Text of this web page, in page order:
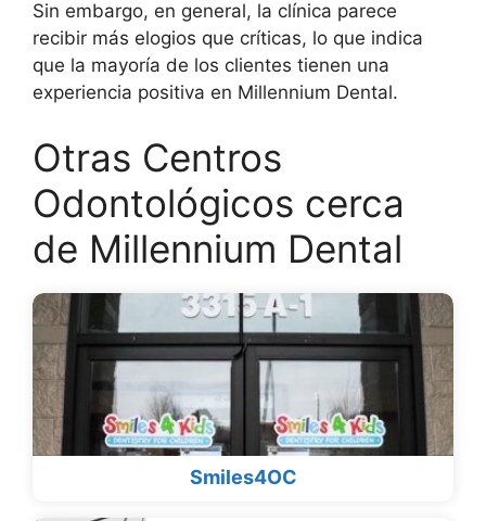
Sin embargo, en general, la clínica parece
recibir más elogios que críticas, lo que indica
que la mayoría de los clientes tienen una
experiencia positiva en Millennium Dental.
Otras Centros
Odontológicos cerca
de Millennium Dental
Smiles4OC